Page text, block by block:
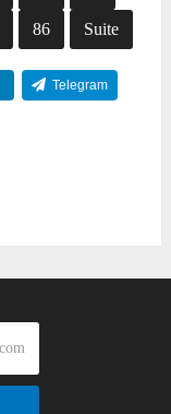
86 Suite
Telegram